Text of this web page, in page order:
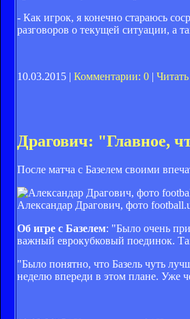
- Как игрок, я конечно стараюсь
разговоров о текущей ситуации, а
10.03.2015 | Комментарии: 0 |
Драгович: "Главное,
После матча с Базелем своими
Александар Драгович, фото
Об игре с Базелем: "Было очень
важный еврокубковый поединок.
"Было понятно, что Базель чуть
неделю впереди в этом плане. Уже